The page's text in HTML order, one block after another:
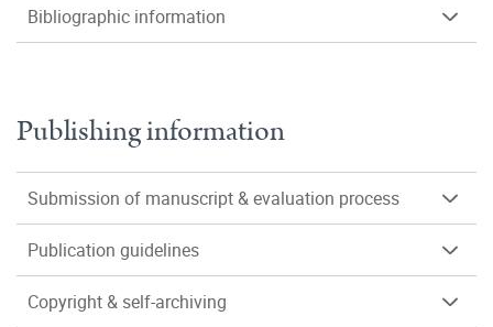
Bibliographic information
Publishing information
Submission of manuscript & evaluation process
Publication guidelines
Copyright & self-archiving